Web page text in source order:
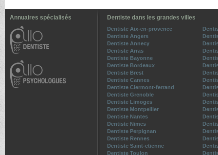
Annuaires spécialisés Dentiste dans les grandes villes
Dentiste Aix-en-provence
Dentiste Angers
Dentiste Annecy
Dentiste Arras
Dentiste Bayonne
Dentiste Bordeaux
Dentiste Brest
Dentiste Cannes
Dentiste Clermont-ferrand
Dentiste Grenoble
Dentiste Limoges
Dentiste Montpellier
Dentiste Nantes
Dentiste Nimes
Dentiste Perpignan
Dentiste Rennes
Dentiste Saint-etienne
Dentiste Toulon